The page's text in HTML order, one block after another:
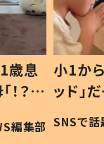
歳息
？」
編集部
小1か
ッド」
作り
#令和の
SNSで話